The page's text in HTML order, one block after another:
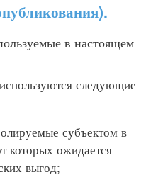
в настоящем
следующие
субъектом в
которых ожидается
выгод;